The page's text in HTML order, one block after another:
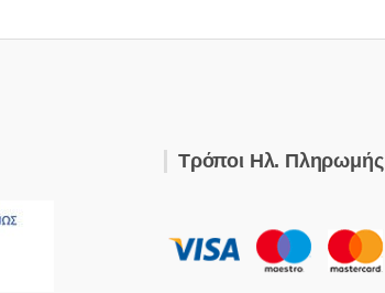
Τρόποι Ηλ. Πληρωμής